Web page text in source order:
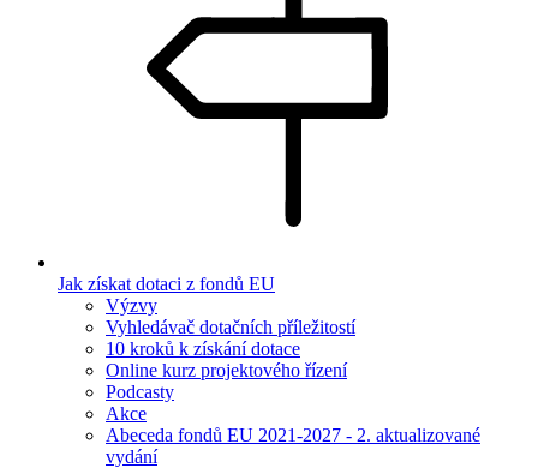
Jak získat dotaci z fondů EU
Výzvy
Vyhledávač dotačních příležitostí
10 kroků k získání dotace
Online kurz projektového řízení
Podcasty
Akce
Abeceda fondů EU 2021-2027 - 2. aktualizované
vydání